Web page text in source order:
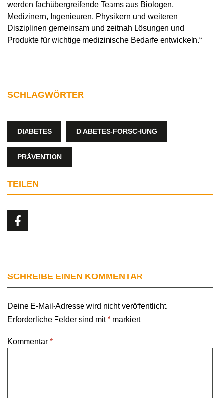
werden fachübergreifende Teams aus Biologen,
Medizinern, Ingenieuren, Physikern und weiteren
Disziplinen gemeinsam und zeitnah Lösungen und
Produkte für wichtige medizinische Bedarfe entwickeln.“
SCHLAGWÖRTER
DIABETES DIABETES-FORSCHUNG
PRÄVENTION
TEILEN
SCHREIBE EINEN KOMMENTAR
Deine E-Mail-Adresse wird nicht veröffentlicht.
Erforderliche Felder sind mit* markiert
Kommentar *